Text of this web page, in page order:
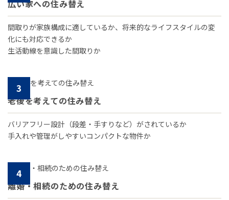
広い家への住み替え
間取りが家族構成に適しているか、将来的なライフスタイルの変
化にも対応できるか
生活動線を意識した間取りか
3
老後を考えての住み替え
バリアフリー設計（段差・手すりなど）がされているか
手入れや管理がしやすいコンパクトな物件か
4
離婚・相続のための住み替え